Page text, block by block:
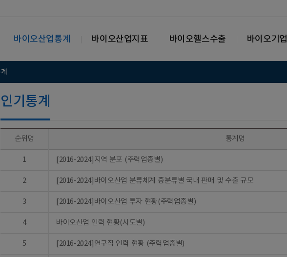
바이오산업통계 바이오산업지표 바이오헬스수출 바이오기업
인기통계
순위명 통계명
1 [2016-2024]지역 분포 (주력업종별)
2 [2016-2024]바이오산업 분류체계 중분류별 국내 판매 및 수출 규모
3 [2016-2024]바이오산업 투자 현황(주력업종별)
4 바이오산업 인력 현황(시도별)
5 [2016-2024]연구직 인력 현황 (주력업종별)